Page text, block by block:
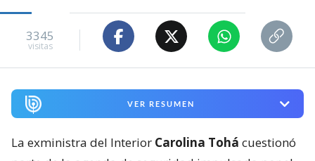
3345
visitas
VER RESUMEN
La exministra del Interior Carolina Tohá cuestionó